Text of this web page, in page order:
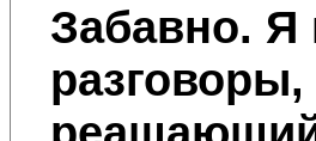
Забавно. Я
разговоры,